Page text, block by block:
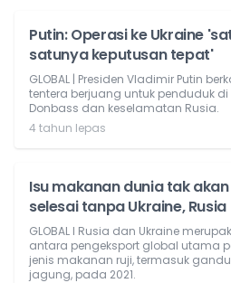
Putin: Operasi ke Ukraine
satunya keputusan tepat'
GLOBAL | Presiden Vladimir Putin
tentera berjuang untuk penduduk di
Donbass dan keselamatan Rusia.
4 tahun lepas
Isu makanan dunia tak akan
selesai tanpa Ukraine, Rusia
GLOBAL l Rusia dan Ukraine
antara pengeksport global utama
jenis makanan ruji, termasuk
jagung, pada 2021.